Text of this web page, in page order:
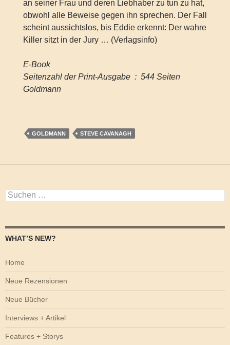
an seiner Frau und deren Liebhaber zu tun zu hat,
obwohl alle Beweise gegen ihn sprechen. Der Fall
scheint aussichtslos, bis Eddie erkennt: Der wahre
Killer sitzt in der Jury … (Verlagsinfo)
E-Book
Seitenzahl der Print-Ausgabe ‏ : ‎ 544 Seiten
Goldmann
GOLDMANN STEVE CAVANAGH
Suchen
nach:
WHAT’S NEW?
Home
Neue Rezensionen
Neue Bücher
Interviews + Artikel
Features + Storys